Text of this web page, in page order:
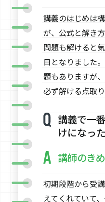
講義のはじめは
が、公式と解き
問題も解けると
目となりました
題もありますが
必ず解ける点取り
講義で一
けになっ
講師のき
初期段階から受
えてくれていて